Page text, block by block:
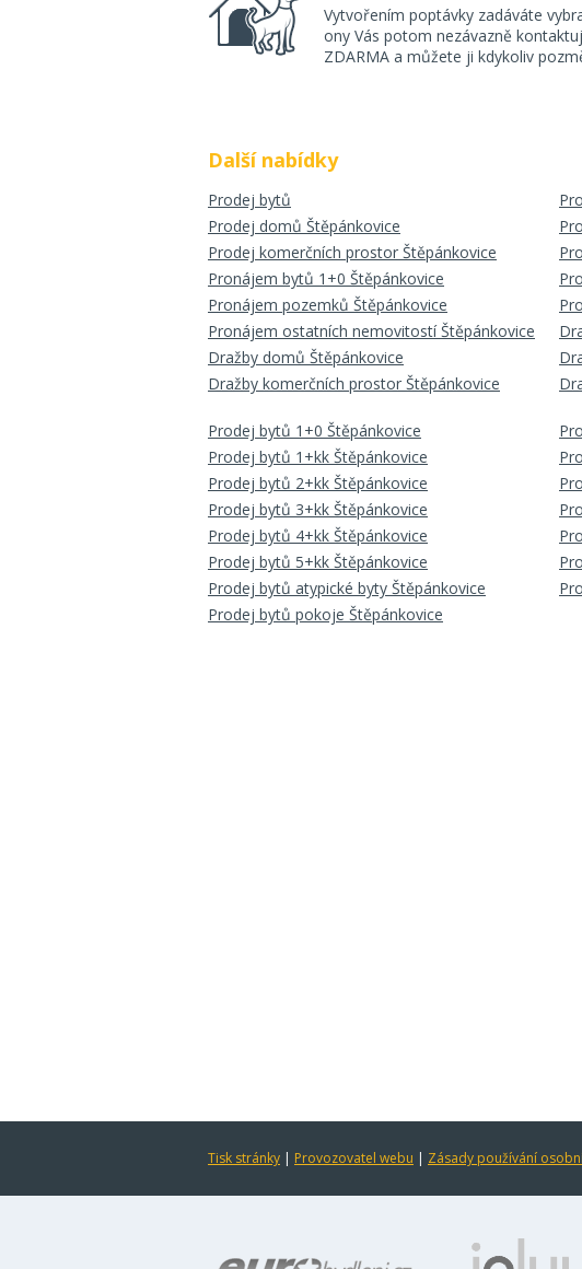
Vytvořením poptávky zadáváte
ony Vás potom nezávazně
ZDARMA a můžete ji kdykoliv
Další nabídky
Prodej bytů
Prodej domů Štěpánkovice
Prodej komerčních prostor Štěpánkovice
Pronájem bytů 1+0 Štěpánkovice
Pronájem pozemků Štěpánkovice
Pronájem ostatních nemovitostí Štěpánkovice
Dražby domů Štěpánkovice
Dražby komerčních prostor Štěpánkovice
Prodej bytů 1+0 Štěpánkovice
Prodej bytů 1+kk Štěpánkovice
Prodej bytů 2+kk Štěpánkovice
Prodej bytů 3+kk Štěpánkovice
Prodej bytů 4+kk Štěpánkovice
Prodej bytů 5+kk Štěpánkovice
Prodej bytů atypické byty Štěpánkovice
Prodej bytů pokoje Štěpánkovice
Tisk stránky | Provozovatel webu | Zásady používání